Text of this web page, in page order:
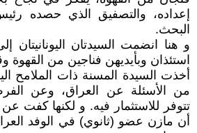
إعداده، والتصفيق الذي حصده
البحث.
و هنا انضمت السيدتان اليونانيتان
استئذان وبأيديهن فناجين من
أخذت السيدة المسنة ذات الملامح
من الأسئلة عن العراق، وعن
تتوفر للاستثمار فيه. و لكنها كفت
أن مازن عضو (ثانوي) في الوفد